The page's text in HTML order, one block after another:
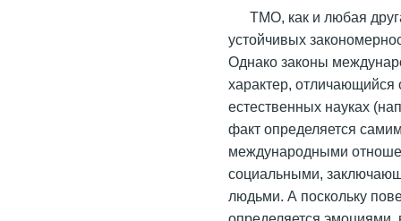
ТМО, как и любая
устойчивых
Однако законы
характер, отличающийся
естественных науках
факт определяется
международными
социальными,
людьми. А поскольку